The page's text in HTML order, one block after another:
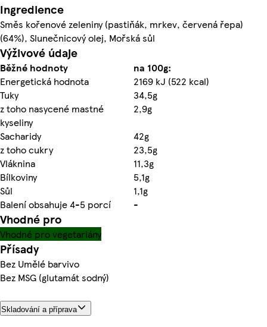
Ingredience
Směs kořenové zeleniny (pastiňák, mrkev, červená řepa)
(64%), Slunečnicový olej, Mořská sůl
Výživové údaje
Běžné hodnoty
na 100g:
Energetická hodnota
2169 kJ (522 kcal)
Tuky
34,5g
z toho nasycené mastné
kyseliny
2,9g
Sacharidy
42g
z toho cukry
23,5g
Vláknina
11,3g
Bílkoviny
5,1g
Sůl
1,1g
Balení obsahuje 4-5 porcí
-
Vhodné pro
Vhodné pro vegetariány
Přísady
Bez Umělé barvivo
Bez MSG (glutamát sodný)
Skladování a příprava